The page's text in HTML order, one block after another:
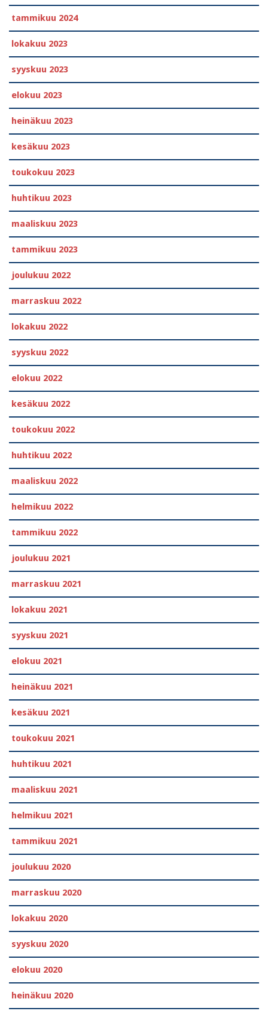
tammikuu 2024
lokakuu 2023
syyskuu 2023
elokuu 2023
heinäkuu 2023
kesäkuu 2023
toukokuu 2023
huhtikuu 2023
maaliskuu 2023
tammikuu 2023
joulukuu 2022
marraskuu 2022
lokakuu 2022
syyskuu 2022
elokuu 2022
kesäkuu 2022
toukokuu 2022
huhtikuu 2022
maaliskuu 2022
helmikuu 2022
tammikuu 2022
joulukuu 2021
marraskuu 2021
lokakuu 2021
syyskuu 2021
elokuu 2021
heinäkuu 2021
kesäkuu 2021
toukokuu 2021
huhtikuu 2021
maaliskuu 2021
helmikuu 2021
tammikuu 2021
joulukuu 2020
marraskuu 2020
lokakuu 2020
syyskuu 2020
elokuu 2020
heinäkuu 2020